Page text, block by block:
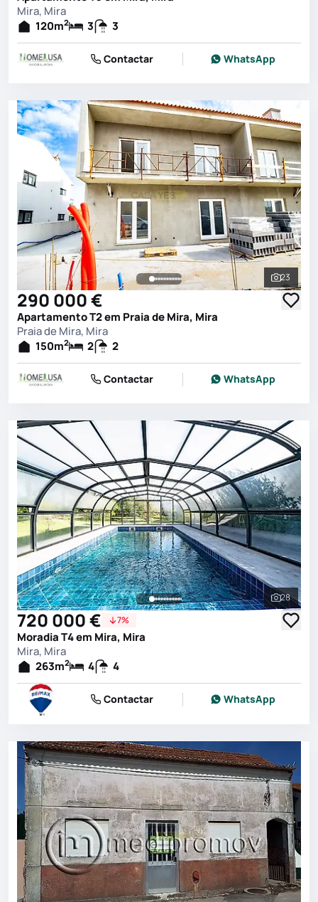
Mira, Mira
120m2 3 3
Contactar WhatsApp
Ver
23
290 000 €
Apartamento T2 em Praia de Mira, Mira
Praia de Mira, Mira
150m2 2 2
Contactar WhatsApp
Ver
28
720 000 € 7%
Moradia T4 em Mira, Mira
Mira, Mira
263m2 4 4
Contactar WhatsApp